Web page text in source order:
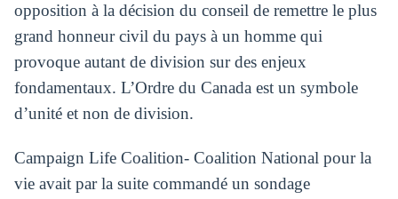
opposition à la décision du conseil de remettre le plus
grand honneur civil du pays à un homme qui
provoque autant de division sur des enjeux
fondamentaux. L’Ordre du Canada est un symbole
d’unité et non de division.
Campaign Life Coalition- Coalition National pour la
vie avait par la suite commandé un sondage